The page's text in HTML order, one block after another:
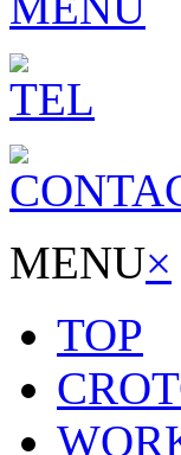
MENU×
TOP